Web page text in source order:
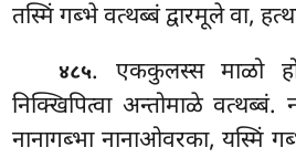
तस्मिं गब्भे वत्थब्बं द्वारमूले वा,
४८५. एककुलस्स माळो
निक्खिपित्वा अन्तोमाळे वत्थब्बं.
नानागब्भा नानाओवरका, यस्मिं